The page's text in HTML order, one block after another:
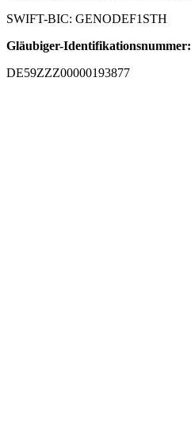
SWIFT-BIC: GENODEF1STH
Gläubiger-Identifikationsnummer:
DE59ZZZ00000193877